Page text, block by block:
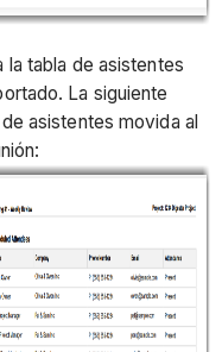
la tabla de asistentes
La siguiente
asistentes movida al